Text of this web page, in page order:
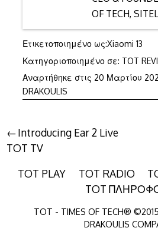
OF TECH,
Ετικετοποιημένο ως:Xiaomi 13
Κατηγοριοποιημένο σε: TOT
Αναρτήθηκε στις 20 Μαρτίου
DRAKOULIS
Πλοήγηση
άρθρων
Introducing Ear 2 Live
TOT TV
TOT PLAY
TOT RADIO
TOT
TOT - TIMES OF TECH®
DRAKOULIS